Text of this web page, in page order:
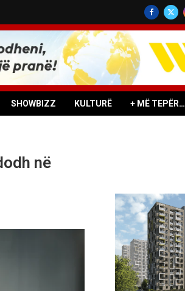
SHOWBIZZ KULTURË + MË TEPËR…
në